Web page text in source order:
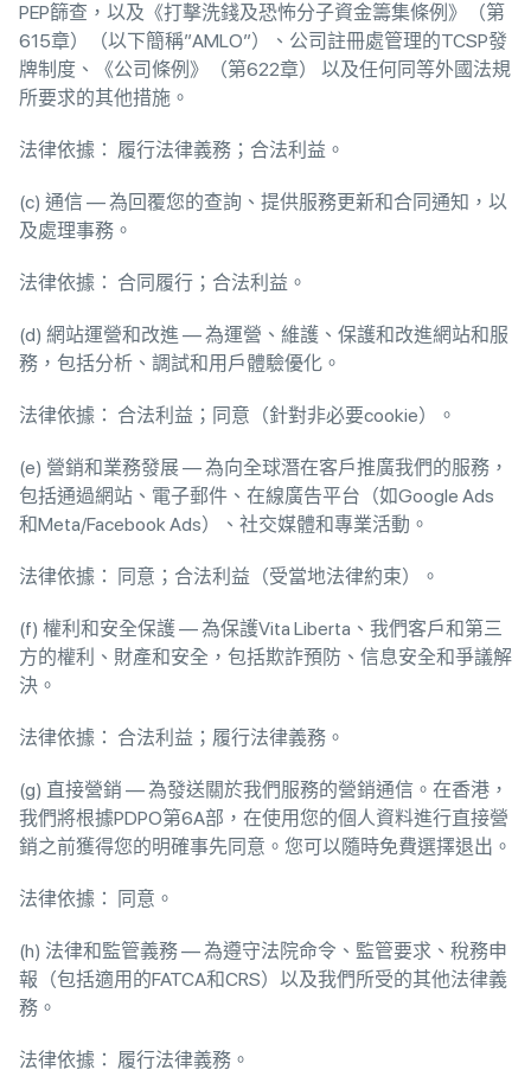
PEP篩查，以及《打擊洗錢及恐怖分子資金籌集條例》（第
615章）（以下簡稱”AMLO”）、公司註冊處管理的TCSP發
牌制度、《公司條例》（第622章） 以及任何同等外國法規
所要求的其他措施。
法律依據： 履行法律義務；合法利益。
(c) 通信 — 為回覆您的查詢、提供服務更新和合同通知，以
及處理事務。
法律依據： 合同履行；合法利益。
(d) 網站運營和改進 — 為運營、維護、保護和改進網站和服
務，包括分析、調試和用戶體驗優化。
法律依據： 合法利益；同意（針對非必要cookie）。
(e) 營銷和業務發展 — 為向全球潛在客戶推廣我們的服務，
包括通過網站、電子郵件、在線廣告平台（如Google Ads
和Meta/Facebook Ads）、社交媒體和專業活動。
法律依據： 同意；合法利益（受當地法律約束）。
(f) 權利和安全保護 — 為保護Vita Liberta、我們客戶和第三
方的權利、財產和安全，包括欺詐預防、信息安全和爭議解
決。
法律依據： 合法利益；履行法律義務。
(g) 直接營銷 — 為發送關於我們服務的營銷通信。在香港，
我們將根據PDPO第6A部，在使用您的個人資料進行直接營
銷之前獲得您的明確事先同意。您可以隨時免費選擇退出。
法律依據： 同意。
(h) 法律和監管義務 — 為遵守法院命令、監管要求、稅務申
報（包括適用的FATCA和CRS）以及我們所受的其他法律義
務。
法律依據： 履行法律義務。